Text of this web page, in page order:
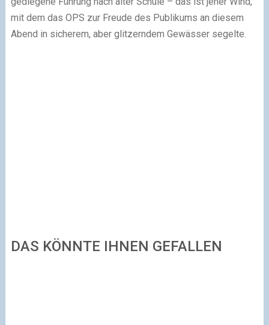
mit dem das OPS zur Freude des Publikums an diesem
Abend in sicherem, aber glitzerndem Gewässer segelte.
DAS KÖNNTE IHNEN GEFALLEN